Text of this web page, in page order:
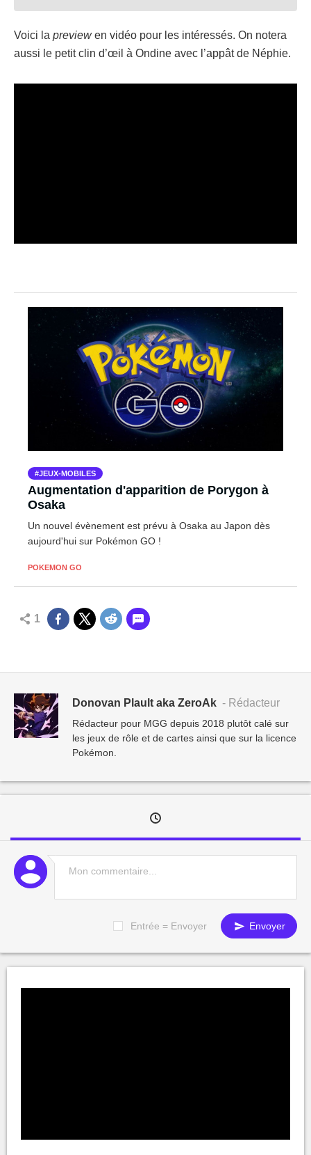
Voici la previewen vidéo pour les intéressés. On notera
aussi le petit clin d’œil à Ondine avec l’appât de Néphie.
JEUX-MOBILES
Augmentation d'apparition de Porygon à
Osaka
Un nouvel évènement est prévu à Osaka au Japon dès
aujourd'hui sur Pokémon GO !
POKEMON GO
1
Donovan Plault aka ZeroAk - Rédacteur
Rédacteur pour MGG depuis 2018 plutôt calé sur
les jeux de rôle et de cartes ainsi que sur la licence
Pokémon.
Entrée = Envoyer Envoyer